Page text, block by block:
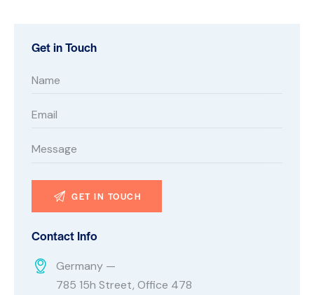
Get in Touch
Contact Info
Germany —
785 15h Street, Office 478